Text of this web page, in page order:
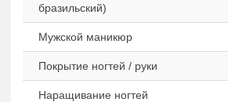
бразильский)
Мужской маникюр
Покрытие ногтей / руки
Наращивание ногтей